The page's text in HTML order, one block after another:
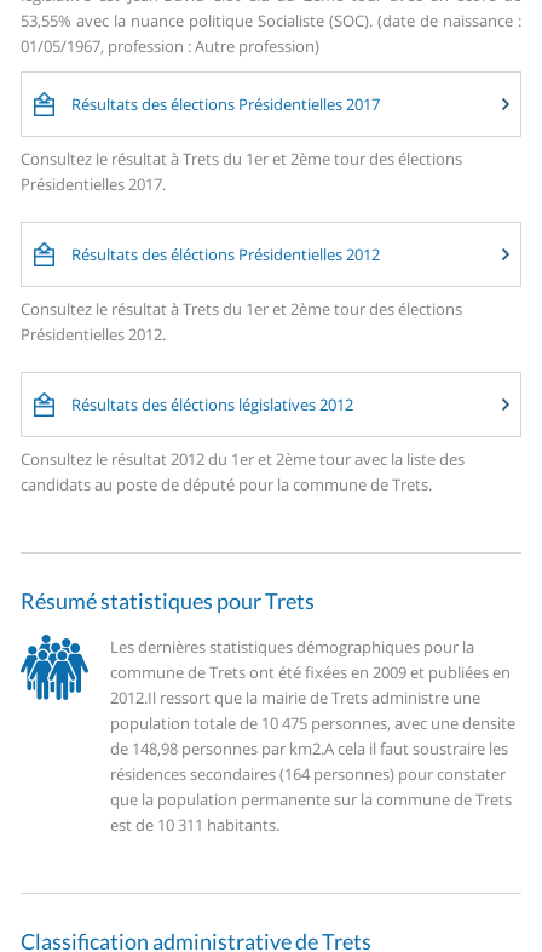
53,55% avec la nuance politique Socialiste (SOC). (date de naissance :
01/05/1967, profession : Autre profession)
Résultats des élections Présidentielles 2017
Consultez le résultat à Trets du 1er et 2ème tour des élections
Présidentielles 2017.
Résultats des éléctions Présidentielles 2012
Consultez le résultat à Trets du 1er et 2ème tour des élections
Présidentielles 2012.
Résultats des éléctions législatives 2012
Consultez le résultat 2012 du 1er et 2ème tour avec la liste des
candidats au poste de député pour la commune de Trets.
Résumé statistiques pour Trets
Les dernières statistiques démographiques pour la
commune de Trets ont été fixées en 2009 et publiées en
2012.Il ressort que la mairie de Trets administre une
population totale de 10 475 personnes, avec une densite
de 148,98 personnes par km2.A cela il faut soustraire les
résidences secondaires (164 personnes) pour constater
que la population permanente sur la commune de Trets
est de 10 311 habitants.
Classification administrative de Trets